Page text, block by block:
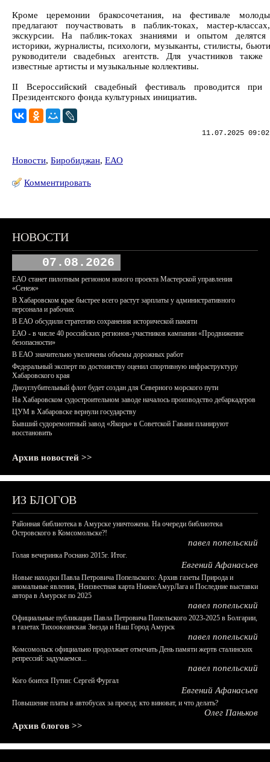
Кроме церемонии бракосочетания, на фестивале
предлагают поучаствовать в паблик-токах, мастер-
экскурсии. На паблик-токах знаниями и опытом делятся
историки, журналисты, психологи, музыканты, стилисты,
руководители свадебных агентств. Для участников также
известные артисты и музыкальные коллективы.
II Всероссийский свадебный фестиваль проводится при
Президентского фонда культурных инициатив.
11.07.2025
Новости, Биробиджан, ЕАО
Комментировать
НОВОСТИ
07.08.2026
ЕАО станет пилотным регионом нового проекта Мастерской управления
«Сенеж»
В Хабаровском крае быстрее всего растут зарплаты у административного
персонала и рабочих
В ЕАО обсудили стратегию сохранения исторической памяти
ЕАО - в числе 40 российских регионов-участников кампании «Продвижение
безопасности»
В ЕАО значительно увеличены объемы дорожных работ
Федеральный эксперт по достоинству оценил спортивную инфраструктуру
Хабаровского края
Дноуглубительный флот будет создан для Северного морского пути
На Хабаровском судостроительном заводе началось производство дебаркадеров
ЦУМ в Хабаровске вернули государству
Бывший судоремонтный завод «Якорь» в Советской Гавани планируют
восстановить
Архив новостей >>
ИЗ БЛОГОВ
Районная библиотека в Амурске уничтожена. На очереди библиотека
Островского в Комсомольске?!
павел попельский
Голая вечеринка Роснано 2015г. Итог.
Евгений Афанасьев
Новые находки Павла Петровича Попельского: Архив газеты Природа и
аномальные явления, Неизвестная карта НижнеАмурЛага и Последние выставки
автора в Амурске по 2025
павел попельский
Официальные публикации Павла Петровича Попельского 2023-2025 в Болгарии,
в газетах Тихоокеанская Звезда и Наш Город Амурск
павел попельский
Комсомольск официально продолжает отмечать День памяти жертв сталинских
репрессий: задумаемся...
павел попельский
Кого боится Путин: Сергей Фургал
Евгений Афанасьев
Повышение платы в автобусах за проезд: кто виноват, и что делать?
Олег Паньков
Архив блогов >>